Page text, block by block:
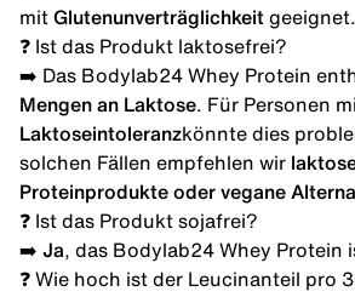
mit Glutenunverträglichkeit geeignet.
❓ Ist das Produkt laktosefrei?
➡️ Das Bodylab24 Whey Protein
Mengen an Laktose. Für Personen
Laktoseintoleranzkönnte dies
solchen Fällen empfehlen wir
Proteinprodukte oder vegane
❓ Ist das Produkt sojafrei?
➡️ Ja, das Bodylab24 Whey Protein
❓ Wie hoch ist der Leucinanteil pro